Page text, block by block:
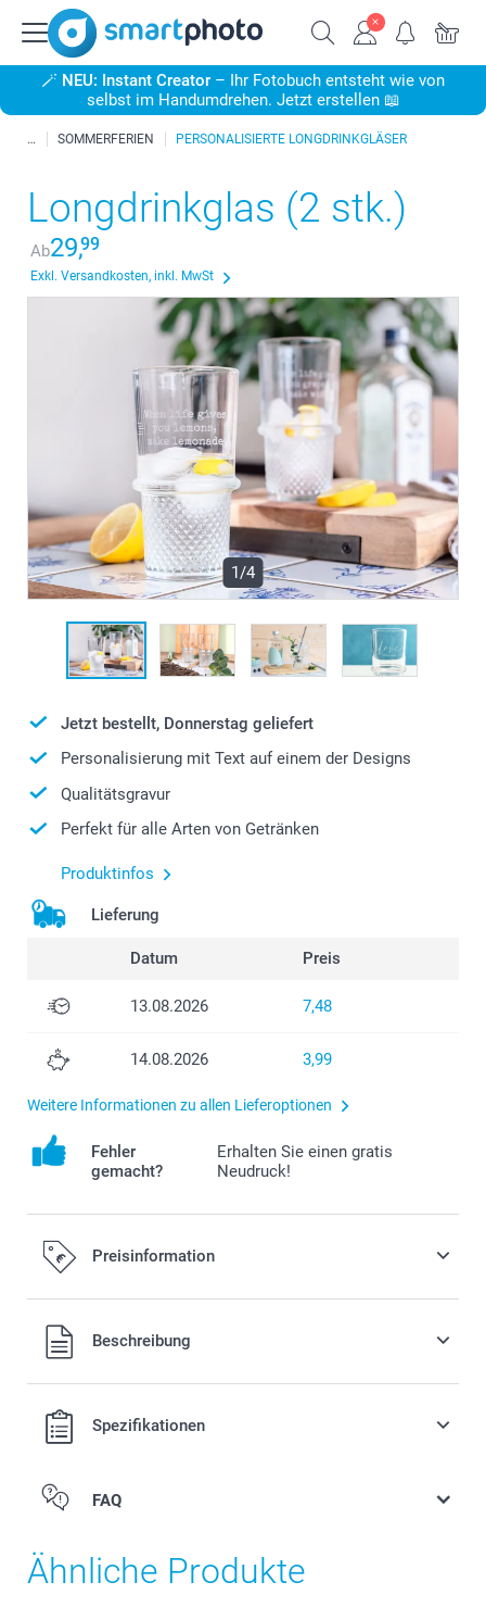
🪄 NEU: Instant Creator – Ihr Fotobuch entsteht wie von
selbst im Handumdrehen. Jetzt erstellen 📖
SOMMERFERIEN PERSONALISIERTE LONGDRINKGLÄSER
Longdrinkglas (2 stk.)
Ab29,99
Exkl. Versandkosten, inkl. MwSt
1/4
Jetzt bestellt, Donnerstag geliefert
Personalisierung mit Text auf einem der Designs
Qualitätsgravur
Perfekt für alle Arten von Getränken
Produktinfos
Lieferung
Datum Preis
13.08.2026 7,48
14.08.2026 3,99
Weitere Informationen zu allen Lieferoptionen
Fehler
gemacht?
Erhalten Sie einen gratis
Neudruck!
Preisinformation
Alle Preise verstehen sich in EURO (€) inkl. MwSt. und zzgl.
Versandkosten.Beschreibung
Spezifikationen
FAQ
Ähnliche Produkte